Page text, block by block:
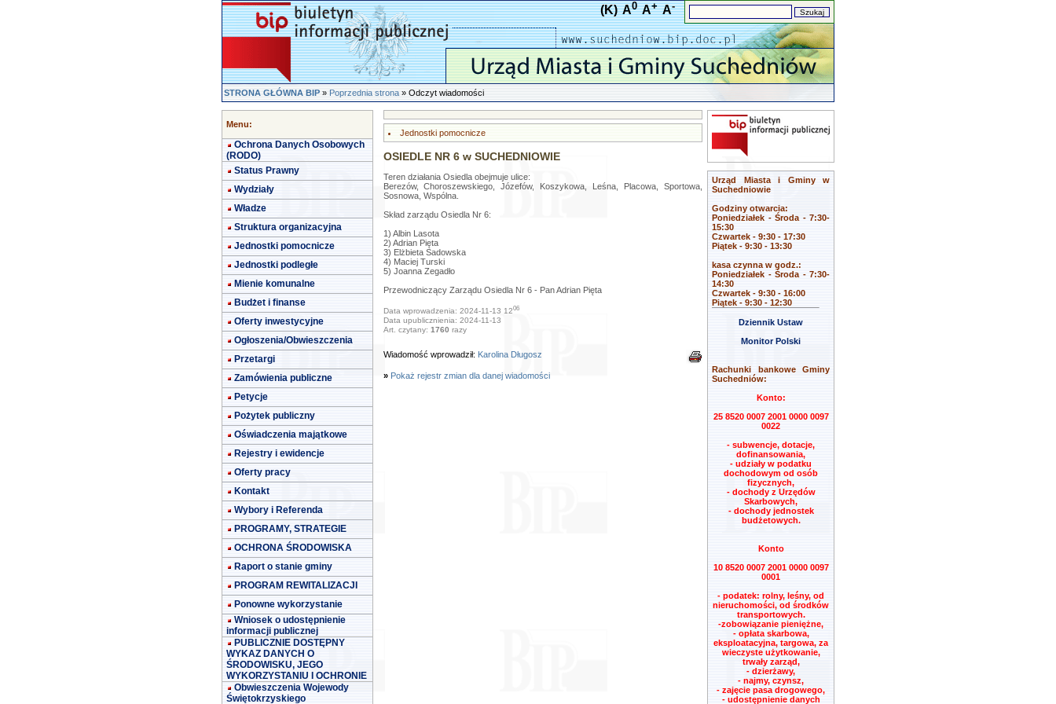
(K) A0 A+ A-
STRONA GŁÓWNA BIP»Poprzednia strona» Odczyt wiadomości
Menu:
Ochrona Danych Osobowych
(RODO)
Status Prawny
Wydziały
Władze
Struktura organizacyjna
Jednostki pomocnicze
Jednostki podległe
Mienie komunalne
Budżet i finanse
Oferty inwestycyjne
Ogłoszenia/Obwieszczenia
Przetargi
Zamówienia publiczne
Petycje
Pożytek publiczny
Oświadczenia majątkowe
Rejestry i ewidencje
Oferty pracy
Kontakt
Wybory i Referenda
PROGRAMY, STRATEGIE
OCHRONA ŚRODOWISKA
Raport o stanie gminy
PROGRAM REWITALIZACJI
Ponowne wykorzystanie
Wniosek o udostępnienie
informacji publicznej
PUBLICZNIE DOSTĘPNY
WYKAZ DANYCH O
ŚRODOWISKU, JEGO
WYKORZYSTANIU I OCHRONIE
Obwieszczenia Wojewody
Świętokrzyskiego
Jednostki pomocnicze
OSIEDLE NR 6 w SUCHEDNIOWIE
Teren działania Osiedla obejmuje ulice:
Berezów, Choroszewskiego, Józefów, Koszykowa, Leśna, Placowa, Sportowa,
Sosnowa, Wspólna.
Skład zarządu Osiedla Nr 6:
1) Albin Lasota
2) Adrian Pięta
3) Elżbieta Sadowska
4) Maciej Turski
5) Joanna Zegadło
Przewodniczący Zarządu Osiedla Nr 6 - Pan Adrian Pięta
Data wprowadzenia: 2024-11-13 1206
Data upublicznienia: 2024-11-13
Art. czytany: 1760 razy
Wiadomość wprowadził: Karolina Długosz
» Pokaż rejestr zmian dla danej wiadomości
Urząd Miasta i Gminy w
Suchedniowie
Godziny otwarcia:
Poniedziałek - Środa - 7:30-
15:30
Czwartek - 9:30 - 17:30
Piątek - 9:30 - 13:30
kasa czynna w godz.:
Poniedziałek - Środa - 7:30-
14:30
Czwartek - 9:30 - 16:00
Piątek - 9:30 - 12:30
Dziennik Ustaw
Monitor Polski
Rachunki bankowe Gminy
Suchedniów:
Konto:
25 8520 0007 2001 0000 0097
0022
- subwencje, dotacje,
dofinansowania,
- udziały w podatku
dochodowym od osób
fizycznych,
- dochody z Urzędów
Skarbowych,
- dochody jednostek
budżetowych.
Konto
10 8520 0007 2001 0000 0097
0001
- podatek: rolny, leśny, od
nieruchomości, od środków
transportowych.
-zobowiązanie pieniężne,
- opłata skarbowa,
eksploatacyjna, targowa, za
wieczyste użytkowanie,
trwały zarząd,
- dzierżawy,
- najmy, czynsz,
- zajęcie pasa drogowego,
- udostępnienie danych